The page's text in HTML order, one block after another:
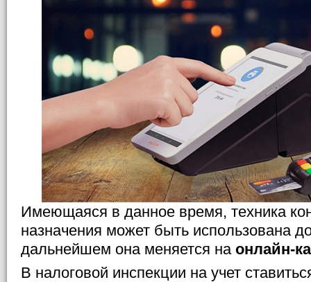
Имеющаяся в данное время, техника
назначения может быть использована
дальнейшем она меняется на онлайн-
В налоговой инспекции на учет